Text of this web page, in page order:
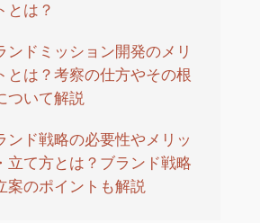
とは？
ンドミッション開発のメリ
とは？考察の仕方やその根
ついて解説
ンド戦略の必要性やメリッ
立て方とは？ブランド戦略
案のポイントも解説